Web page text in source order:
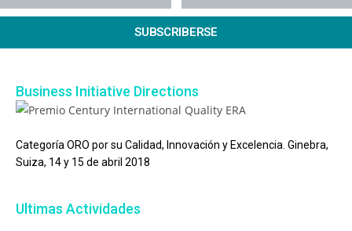
SUBSCRIBERSE
Business Initiative Directions
Categoría ORO por su Calidad, Innovación y Excelencia. Ginebra,
Suiza, 14 y 15 de abril 2018
Ultimas Actividades